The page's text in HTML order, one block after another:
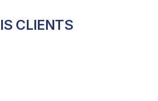
CLIENTS